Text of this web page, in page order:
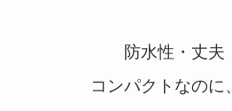
防水性・丈夫
コンパクトなのに